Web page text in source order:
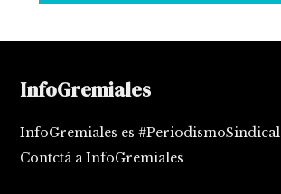
InfoGremiales
InfoGremiales es #PeriodismoSindical
Contctá a InfoGremiales